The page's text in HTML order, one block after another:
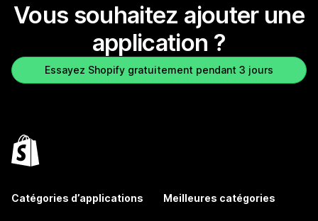
Vous souhaitez ajouter une
application ?
Essayez Shopify gratuitement pendant 3 jours
Catégories d’applications Meilleures catégories